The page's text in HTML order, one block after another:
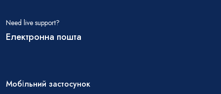
Need live support?
Електронна пошта
Мобільний застосунок